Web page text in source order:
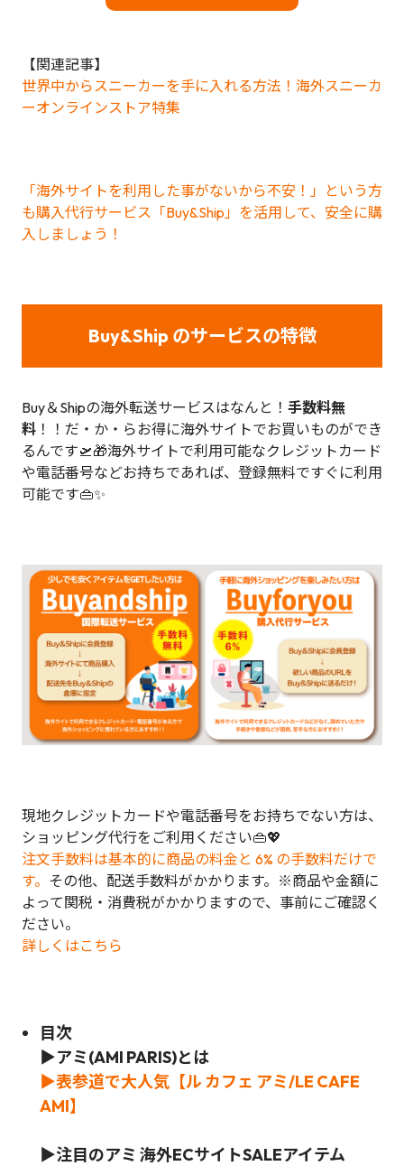
【関連記事】
世界中からスニーカーを手に入れる方法！海外スニーカ
ーオンラインストア特集
「海外サイトを利用した事がないから不安！」という方
も購入代行サービス「Buy&Ship」を活用して、安全に購
入しましょう！
Buy&Ship のサービスの特徴
Buy＆Shipの海外転送サービスはなんと！ 手数料無
料 ！！だ・か・らお得に海外サイトでお買いものができ
るんです🛫🎁海外サイトで利用可能なクレジットカード
や電話番号などお持ちであれば、登録無料ですぐに利用
可能です👜✨
現地クレジットカードや電話番号をお持ちでない方は、
ショッピング代行をご利用ください👜💖
注文手数料は基本的に商品の料金と 6% の手数料だけで
す。 その他、配送手数料がかかります。※商品や金額に
よって関税・消費税がかかりますので、事前にご確認く
ださい。
詳しくはこちら
目次
▶アミ(AMI PARIS)とは
▶表参道で大人気【ル カフェ アミ/LE CAFE
AMI】
▶注目のアミ 海外ECサイトSALEアイテム